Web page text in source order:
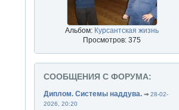
Альбом: Курсантская жизнь
Просмотров: 375
СООБЩЕНИЯ С ФОРУМА:
Диплом. Системы наддува. ⇒28-02-
2026, 20:20